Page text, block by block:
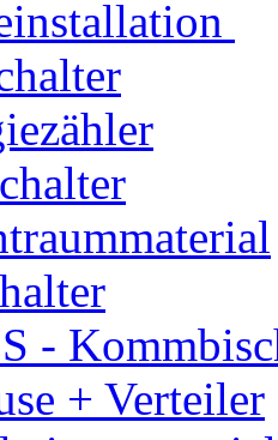
-
+ Verteiler